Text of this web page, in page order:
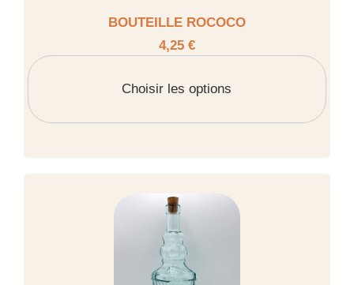
BOUTEILLE ROCOCO
4,25 €
Choisir les options